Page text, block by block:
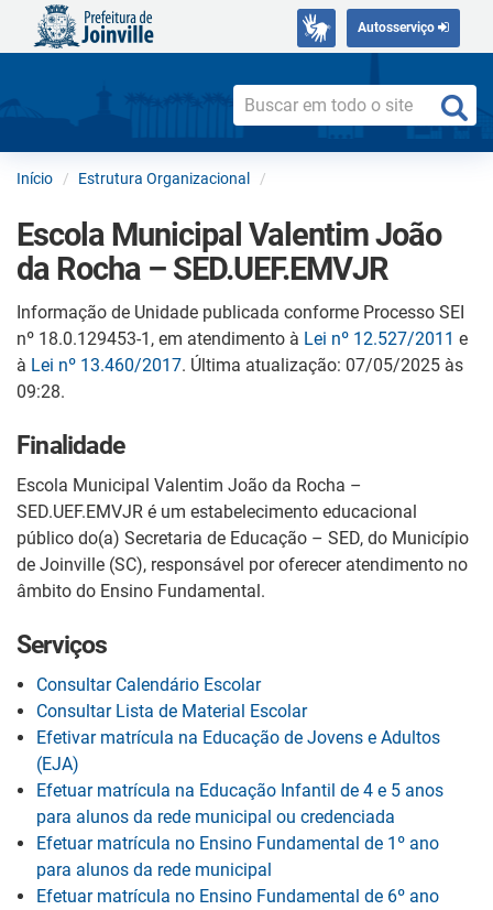
Autosserviço
Início Estrutura Organizacional
Escola Municipal Valentim João
da Rocha – SED.UEF.EMVJR
Informação de Unidade publicada conforme Processo SEI
nº 18.0.129453-1, em atendimento à Lei nº 12.527/2011 e
à Lei nº 13.460/2017. Última atualização: 07/05/2025 às
09:28.
Finalidade
Escola Municipal Valentim João da Rocha –
SED.UEF.EMVJR é um estabelecimento educacional
público do(a) Secretaria de Educação – SED, do Município
de Joinville (SC), responsável por oferecer atendimento no
âmbito do Ensino Fundamental.
Serviços
Consultar Calendário Escolar
Consultar Lista de Material Escolar
Efetivar matrícula na Educação de Jovens e Adultos
(EJA)
Efetuar matrícula na Educação Infantil de 4 e 5 anos
para alunos da rede municipal ou credenciada
Efetuar matrícula no Ensino Fundamental de 1º ano
para alunos da rede municipal
Efetuar matrícula no Ensino Fundamental de 6º ano